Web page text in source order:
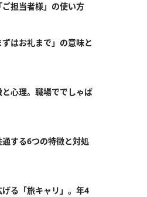
担当者様」の使い方
はお礼まで」の意味と
心理。職場ででしゃば
通する6つの特徴と対処
る「旅キャリ」。年4